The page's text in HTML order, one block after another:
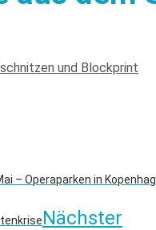
und Blockprint
– Operaparken in
Nächster